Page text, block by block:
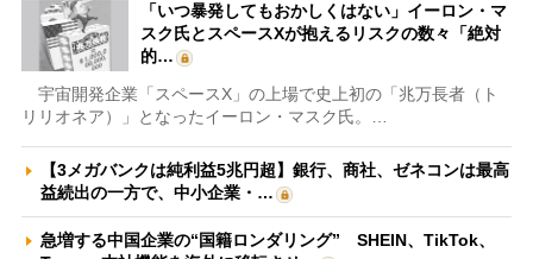
「いつ暴発してもおかしくはない」イーロン・マ
スク氏とスペースXが抱えるリスクの数々「絶対
的…
宇宙開発企業「スペースX」の上場で史上初の「兆万長者（ト
リリオネア）」となったイーロン・マスク氏。…
【3メガバンクは純利益5兆円超】銀行、商社、ゼネコンは最高
益続出の一方で、中小企業・…
急増する中国企業の“国籍ロンダリング” SHEIN、TikTok、